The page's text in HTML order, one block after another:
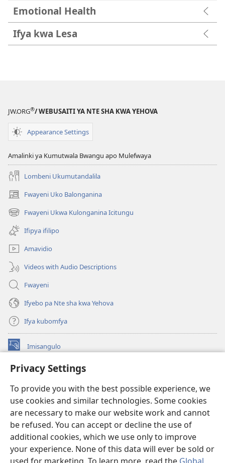
Privacy Settings
To provide you with the best possible experience, we
use cookies and similar technologies. Some cookies
are necessary to make our website work and cannot
be refused. You can accept or decline the use of
additional cookies, which we use only to improve
your experience. None of this data will ever be sold or
Emotional Health
Ifya kwa Lesa
JW.ORG®/ WEBUSAITI YA NTE SHA KWA YEHOVA
Appearance Settings
Amalinki ya Kumutwala Bwangu apo Mulefwaya
Lombeni Ukumutandalila
Fwayeni Uko Balonganina
(yalaisula
na
imbi)
Fwayeni Ukwa Kulonganina Icitungu
(yalaisula
na
imbi)
Ifipya ifilipo
Amavidio
Videos with Audio Descriptions
Fwayeni
Ifyebo pa Nte sha kwa Yehova
Ifya kubomfya
Imisangulo
(yalaisula
imbi)
Watchtower LAIBRARE YA PA INTANETI™
na
imbi)
JW Hub ®
(yalaisula
na
imbi)
App
Watchtower Library